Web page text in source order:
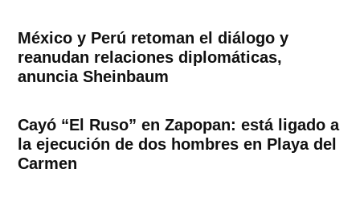
México y Perú retoman el diálogo y
reanudan relaciones diplomáticas,
anuncia Sheinbaum
Cayó “El Ruso” en Zapopan: está ligado a
la ejecución de dos hombres en Playa del
Carmen